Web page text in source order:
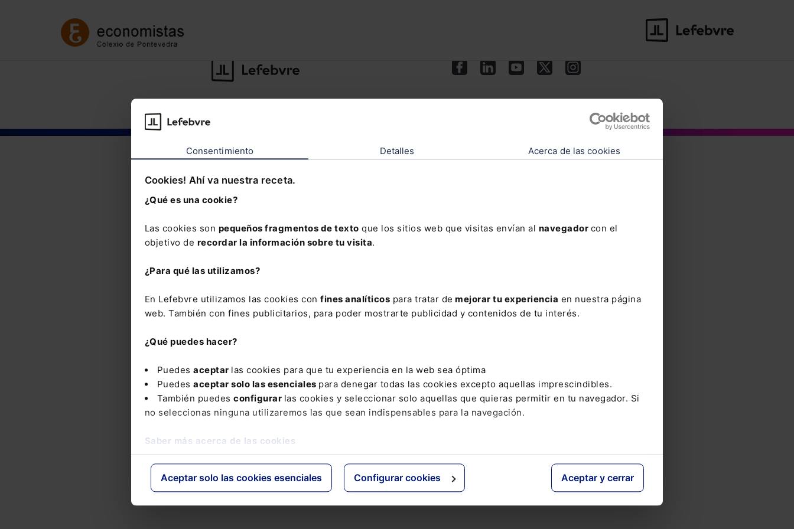
Consentimiento Detalles Acerca de las cookies
Cookies! Ahí va nuestra receta.
¿Qué es una cookie?
Las cookies son pequeños fragmentos de texto que los sitios web que visitas envían al navegador con el
objetivo de recordar la información sobre tu visita.
¿Para qué las utilizamos?
En Lefebvre utilizamos las cookies con fines analíticos para tratar de mejorar tu experiencia en nuestra página
web. También con fines publicitarios, para poder mostrarte publicidad y contenidos de tu interés.
¿Qué puedes hacer?
Puedes aceptar las cookies para que tu experiencia en la web sea óptima
Puedes aceptar solo las esenciales para denegar todas las cookies excepto aquellas imprescindibles.
También puedes configurar las cookies y seleccionar solo aquellas que quieras permitir en tu navegador. Si
no seleccionas ninguna utilizaremos las que sean indispensables para la navegación.
Saber más acerca de las cookies
Aceptar solo las cookies esenciales Configurar cookies Aceptar y cerrar
©Lefebvre